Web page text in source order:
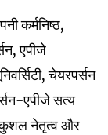
कर्मनिष्ठ,
एपीजे
चेयरपर्सन
एपीजे सत्य
नेतृत्व और